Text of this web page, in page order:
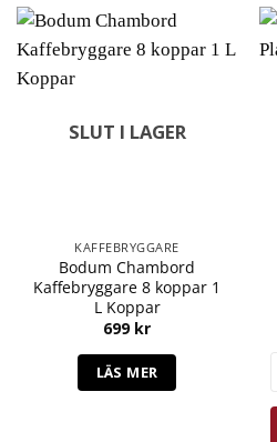
SLUT I LAGER
KAFFEBRYGGARE
Bodum Chambord
Kaffebryggare 8 koppar 1
L Koppar
699 kr
LÄS MER